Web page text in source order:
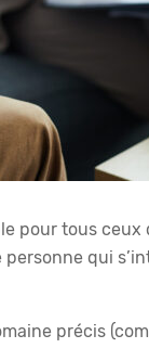
pour tous
qui
précis